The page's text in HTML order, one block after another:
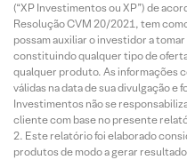
(“XP Investimentos ou XP”) de
Resolução CVM 20/2021, tem
possam auxiliar o investidor a
constituindo qualquer tipo de
qualquer produto. As informações
válidas na data de sua divulgação e
Investimentos não se
cliente com base no presente
Este relatório foi elaborado
produtos de modo a gerar